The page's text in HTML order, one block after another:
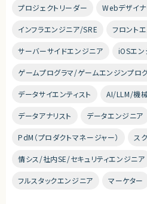
プロジェクトリーダー Webデザイ
インフラエンジニア/SRE フロント
サーバーサイドエンジニア iOSエン
ゲームプログラマ/ゲームエンジンプロ
データサイエンティスト AI/LLM/機
データアナリスト データエンジニア
PdM（プロダクトマネージャー） ス
情シス/社内SE/セキュリティエンジニア
フルスタックエンジニア マーケター